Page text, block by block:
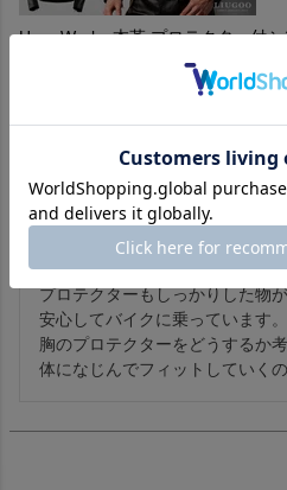
Horn Works 本革 プロテクター付
メンズ ホーンワークス 4792 レザ
2020/05/11
おすすめサイズを購入。
身長170cm体重56kg通常Mサイ
ジャストサイズで大変気に入り
プロテクターもしっかりした物
安心してバイクに乗っています。
胸のプロテクターをどうするか考
体になじんでフィットしていく